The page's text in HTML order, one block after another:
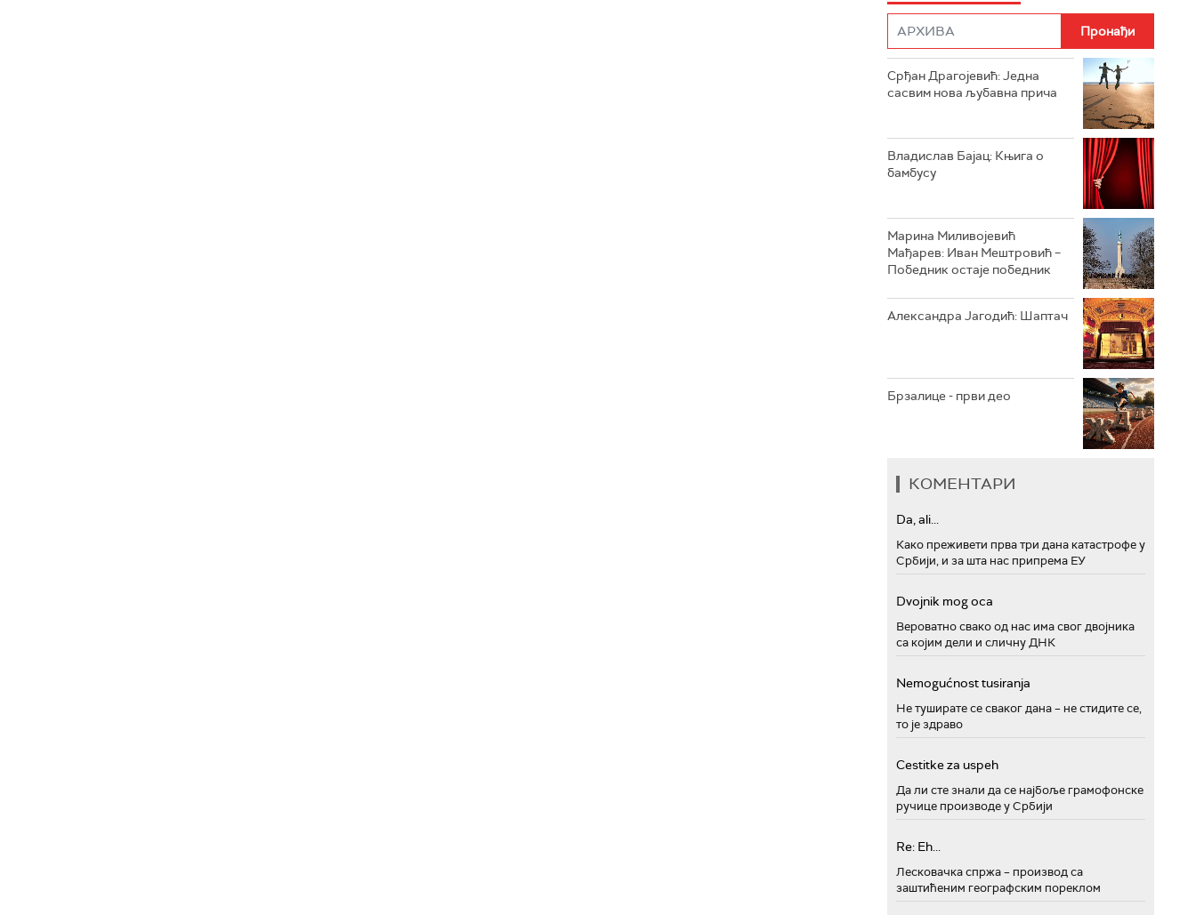
РАДИО РОКЕНРОЛЕР
РАДИО ЏУБОКС
РАДИО ВРТЕШКА
РАДИО ЏЕЗЕР
Срђан Драгојевић: Једна
сасвим нова љубавна прича
Владислав Бајац: Књига о
бамбусу
Марина Миливојевић
Мађарев: Иван Мештровић –
Победник остаје победник
Александра Јагодић: Шаптач
Брзалице - први део
КОМЕНТАРИ
Da, ali...
Како преживети прва три дана катастрофе у
Србији, и за шта нас припрема ЕУ
Dvojnik mog oca
Вероватно свако од нас има свог двојника
са којим дели и сличну ДНК
Nemogućnost tusiranja
Не туширате се сваког дана – не стидите се,
то је здраво
Cestitke za uspeh
Да ли сте знали да се најбоље грамофонске
ручице производе у Србији
Re: Eh...
Лесковачка спржа – производ са
заштићеним географским пореклом